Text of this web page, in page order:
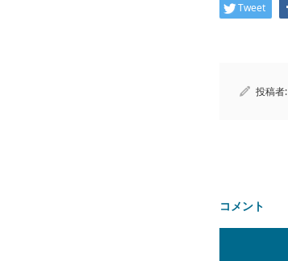
Tweet
投稿者:
コメント